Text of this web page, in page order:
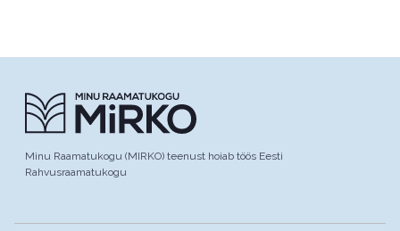
Minu Raamatukogu (MIRKO) teenust hoiab töös Eesti
Rahvusraamatukogu